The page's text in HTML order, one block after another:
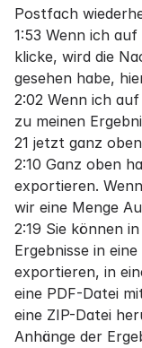
Postfach
1:53 Wenn ich
klicke, wird die
gesehen habe,
2:02 Wenn ich
zu meinen
21 jetzt ganz
2:10 Ganz oben
exportieren.
wir eine Menge
2:19 Sie können
Ergebnisse in
exportieren, in
eine PDF-Datei
eine ZIP-Datei
Anhänge der